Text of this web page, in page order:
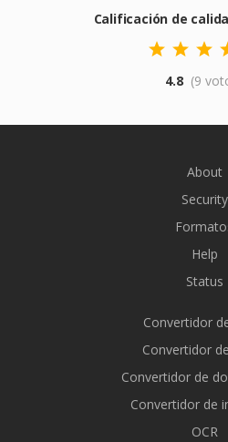
Calificación de
4.8 (9
About
Security
Help
Status
Convertidor
Convertidor
Convertidor de
Convertidor de
OCR